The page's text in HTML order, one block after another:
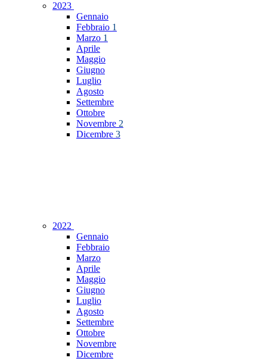
2023
Gennaio
Febbraio 1
Marzo 1
Aprile
Maggio
Giugno
Luglio
Agosto
Settembre
Ottobre
Novembre 2
Dicembre 3
2022
Gennaio
Febbraio
Marzo
Aprile
Maggio
Giugno
Luglio
Agosto
Settembre
Ottobre
Novembre
Dicembre